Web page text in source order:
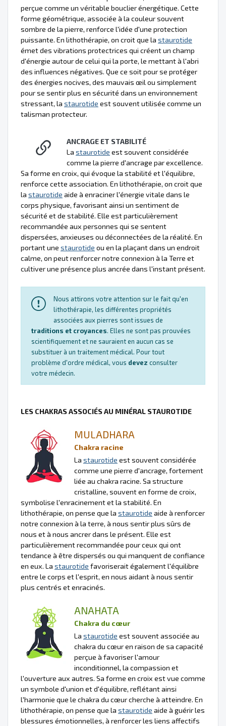
perçue comme un véritable bouclier énergétique. Cette
forme géométrique, associée à la couleur souvent
sombre de la pierre, renforce l'idée d'une protection
puissante. En lithothérapie, on croit que la staurotide
émet des vibrations protectrices qui créent un champ
d'énergie autour de celui qui la porte, le mettant à l'abri
des influences négatives. Que ce soit pour se protéger
des énergies nocives, des mauvais œil ou simplement
pour se sentir plus en sécurité dans un environnement
stressant, la staurotide est souvent utilisée comme un
talisman protecteur.
ANCRAGE ET STABILITÉ
La staurotide est souvent considérée
comme la pierre d'ancrage par excellence.
Sa forme en croix, qui évoque la stabilité et l'équilibre,
renforce cette association. En lithothérapie, on croit que
la staurotide aide à enraciner l'énergie vitale dans le
corps physique, favorisant ainsi un sentiment de
sécurité et de stabilité. Elle est particulièrement
recommandée aux personnes qui se sentent
dispersées, anxieuses ou déconnectées de la réalité. En
portant une staurotide ou en la plaçant dans un endroit
calme, on peut renforcer notre connexion à la Terre et
cultiver une présence plus ancrée dans l'instant présent.
Nous attirons votre attention sur le fait qu'en
lithothérapie, les différentes propriétés
associées aux pierres sont issues de
traditions et croyances. Elles ne sont pas prouvées
scientifiquement et ne sauraient en aucun cas se
substituer à un traitement médical. Pour tout
problème d'ordre médical, vous devez consulter
votre médecin.
LES CHAKRAS ASSOCIÉS AU MINÉRAL STAUROTIDE
MULADHARA
Chakra racine
La staurotide est souvent considérée
comme une pierre d'ancrage, fortement
liée au chakra racine. Sa structure
cristalline, souvent en forme de croix,
symbolise l'enracinement et la stabilité. En
lithothérapie, on pense que la staurotide aide à renforcer
notre connexion à la terre, à nous sentir plus sûrs de
nous et à nous ancrer dans le présent. Elle est
particulièrement recommandée pour ceux qui ont
tendance à être dispersés ou qui manquent de confiance
en eux. La staurotide favoriserait également l'équilibre
entre le corps et l'esprit, en nous aidant à nous sentir
plus centrés et enracinés.
ANAHATA
Chakra du cœur
La staurotide est souvent associée au
chakra du cœur en raison de sa capacité
perçue à favoriser l'amour
inconditionnel, la compassion et
l'ouverture aux autres. Sa forme en croix est vue comme
un symbole d'union et d'équilibre, reflétant ainsi
l'harmonie que le chakra du cœur cherche à atteindre. En
lithothérapie, on pense que la staurotide aide à guérir les
blessures émotionnelles, à renforcer les liens affectifs